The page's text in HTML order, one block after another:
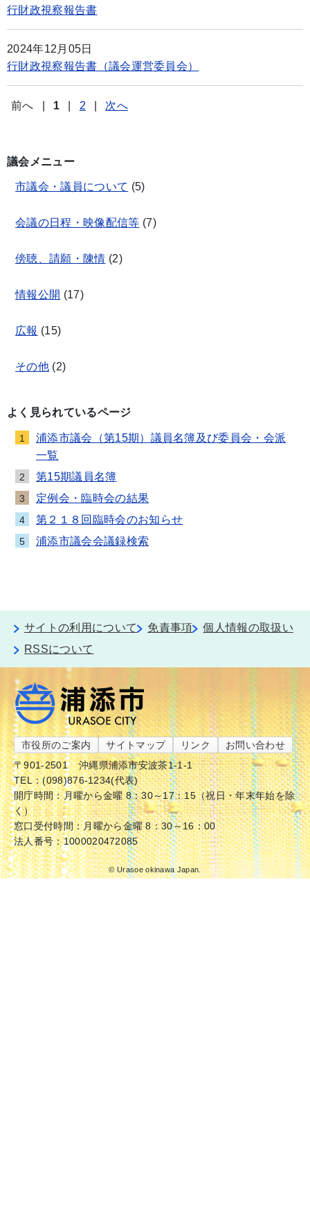
行財政視察報告書
2024年12月05日
行財政視察報告書（議会運営委員会）
前へ 1 2 次へ
議会メニュー
市議会・議員について (5)
会議の日程・映像配信等 (7)
傍聴、請願・陳情 (2)
情報公開 (17)
広報 (15)
その他 (2)
よく見られているページ
1
浦添市議会（第15期）議員名簿及び委員会・会派
一覧
2 第15期議員名簿
3 定例会・臨時会の結果
4 第２１８回臨時会のお知らせ
5 浦添市議会会議録検索
サイトの利用について 免責事項
個人情報の取扱い
RSSについて
市役所のご案内 サイトマップ リンク
お問い合わせ
〒901-2501
沖縄県浦添市安波茶1-1-1
TEL：(098)876-1234(代表)
開庁時間：月曜から金曜 8：30～17：15（祝日・年末年始を除
く）
窓口受付時間：月曜から金曜 8：30～16：00
法人番号：1000020472085
© Urasoe okinawa Japan.